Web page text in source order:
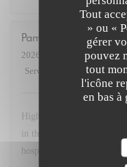
Tout
» ou «
gérer
pouvez
tout
l'icône
en bas à
Pamela
2026-07-23
- 19:45 -
Service
Ambiance: 5
Highly recommend Chex
in the 17th near the Arc.
hospitality! Bravo!